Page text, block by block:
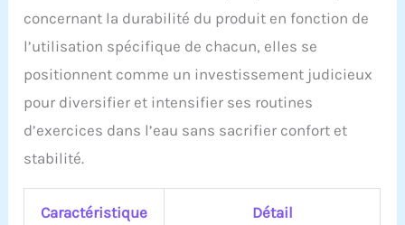
concernant la durabilité du produit en fonction de
l’utilisation spécifique de chacun, elles se
positionnent comme un investissement judicieux
pour diversifier et intensifier ses routines
d’exercices dans l’eau sans sacrifier confort et
stabilité.
Caractéristique Détail